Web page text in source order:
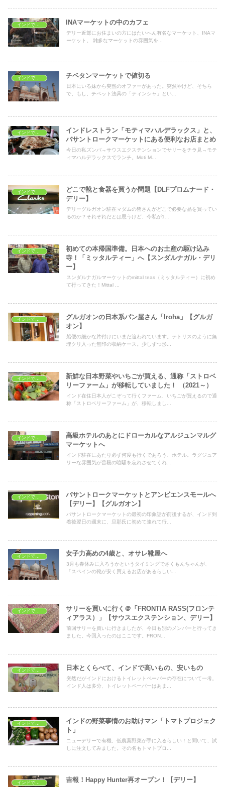
インドでショッピング INAマーケットの中のカフェ
デリー近郊にお住まいの方にはたいへん有名なマーケット、INAマ
ーケット。 雑多なマーケットの雰囲気を...
チベタンマーケットで値切る
日本にいる妹から突然のオファーがあった。突然やけど、そちら
で、もし、チベット法具の「ティンシャ」とい...
インドでショッピング
インドレストラン「モティマハルデラックス」と、
バサントロークマーケットにある便利なお店まとめ
今日の私ズンバ→サウスエクステンションでサリーをチラ見→モテ
ィマハルデラックスでランチ。Moti M...
インドでショッピング
どこで靴と食器を買うか問題【DLFプロムナード・
デリー】
デリーグルガオン駐在マダムの皆さんがどこで必要な品を買ってい
るのか？それぞれだとは思うけど、今私が1...
インドでショッピング
初めての本帰国準備。日本へのお土産の駆け込み
寺！「ミッタルティー」へ【スンダルナガル・デリ
ー】
スンダルナガルマーケットのmittal teas（ミッタルティー）に初め
て行ってきた！Mittal ...
グルガオンの日本系パン屋さん「Iroha」【グルガ
オン】
船便の細かな片付けにいまだ追われています。テトリスのように無
理クリ入った無印の収納ケース。少しずつ形...
新鮮な日本野菜やいちごが買える、通称「ストロベ
リーファーム」が移転していました！ （2021～）
インド在住日本人がこぞって行くファーム、いちごが買えるので通
称「ストロベリーファーム」が、移転しまし...
高級ホテルのあとにドローカルなアルジュンマルグ
マーケットへ
インド駐在にあたり必ず何度も行くであろう、ホテル。ラグジュア
リーな雰囲気が普段の喧騒を忘れさせてくれ...
バサントロークマーケットとアンビエンスモールへ
【デリー】【グルガオン】
バサントロークマーケットの最初の印象話が前後するが、インド到
着後翌日の週末に、旦那氏に初めて連れて行...
女子力高めの4歳と、オサレ靴屋へ
3月も春休みに入ろうかというタイミングでさくもんちゃんが、
「スペインの靴が安く買えるお店があるらしい...
インドでショッピング
サリーを買いに行く＠「FRONTIA RASS(フロンテ
ィアラス）」【サウスエクステンション、デリー】
前回サリーを買いに行きましたが、今日も別のメンバーと行ってき
ました。今回入ったのはここです。FRON...
インドでショッピング 日本とくらべて、インドで高いもの、安いもの
突然だがインドにおけるトイレットペーパーの存在について一考。
インド人は多分、トイレットペーパーはあま...
インドの野菜事情のお助けマン「トマトプロジェク
ト」
ニューデリーで有機、低農薬野菜が手に入るらしい！と聞いて、試
しに注文してみました。その名もトマトプロ...
吉報！Happy Hunter再オープン！【デリー】